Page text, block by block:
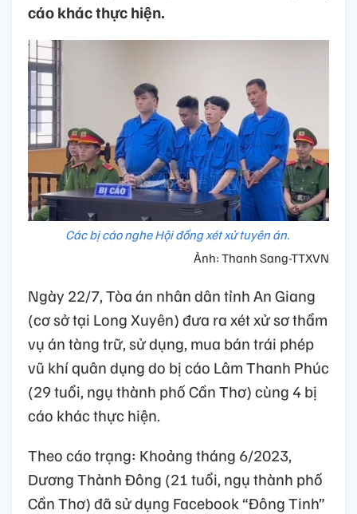
cáo khác thực hiện.
Các bị cáo nghe Hội đồng xét xử tuyên án.
Ảnh: Thanh Sang-TTXVN
Ngày 22/7, Tòa án nhân dân tỉnh An Giang
(cơ sở tại Long Xuyên) đưa ra xét xử sơ thẩm
vụ án tàng trữ, sử dụng, mua bán trái phép
vũ khí quân dụng do bị cáo Lâm Thanh Phúc
(29 tuổi, ngụ thành phố Cần Thơ) cùng 4 bị
cáo khác thực hiện.
Theo cáo trạng: Khoảng tháng 6/2023,
Dương Thành Đông (21 tuổi, ngụ thành phố
Cần Thơ) đã sử dụng Facebook “Đông Tinh”